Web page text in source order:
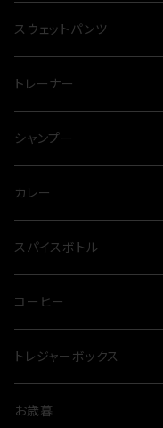
テーブル
シート
鍋
四脚
三点セット
クッカー
スウェットパンツ
トレーナー
シャンプー
トリートメント
スカルプケア
ドッグシャンプー
カレー
グリーンカレー
スパイスボトル
クダスパ
コーヒー
トレジャーボックス
お歳暮